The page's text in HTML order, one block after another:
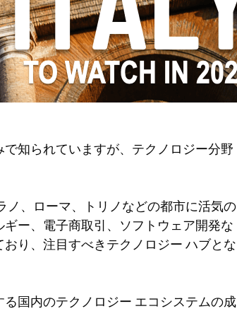
知られていますが、テクノロジー分野
、ローマ、トリノなどの都市に活気の
ー、電子商取引、ソフトウェア開発な
り、注目すべきテクノロジー ハブとな
国内のテクノロジー エコシステムの成